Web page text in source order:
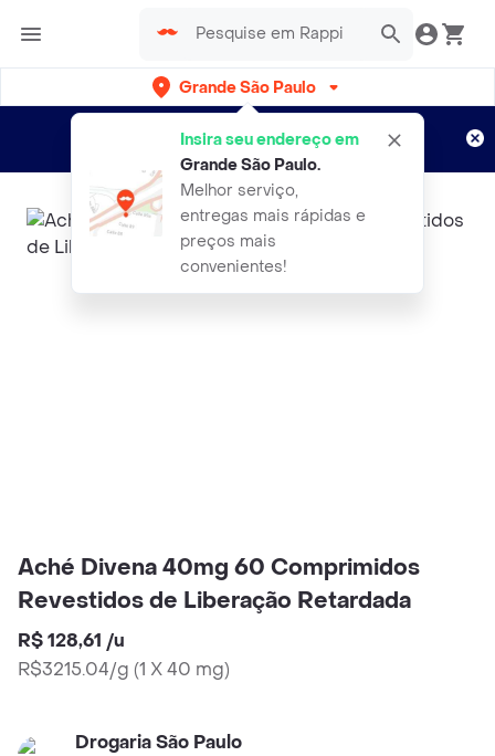
Grande São Paulo
Insira seu endereço em
Grande São Paulo.
Melhor serviço,
entregas mais rápidas e
preços mais
convenientes!
Entregas grátis por 15 dias!
Aplicam T&C
Aché Divena 40mg 60 Comprimidos
Revestidos de Liberação Retardada
R$ 128,61 /u
R$3215.04/g (1 X 40 mg)
Drogaria São Paulo